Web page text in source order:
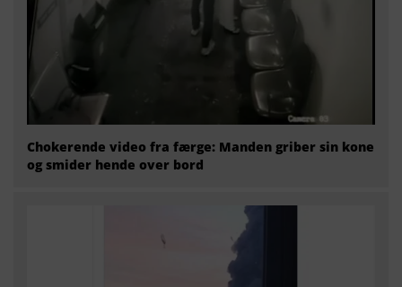
Chokerende video fra færge: Manden griber sin kone
og smider hende over bord